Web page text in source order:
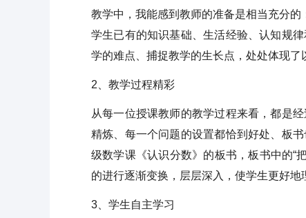
教学中，我能感到教师的准备是相当充分的
学生已有的知识基础、生活经验、认知规
学的难点、捕捉教学的生长点，处处体现了
2、教学过程精彩
从每一位授课教师的教学过程来看，都是
精炼、每一个问题的设置都恰到好处、板
级数学课《认识分数》的板书，板书中的“
的进行逐渐变换，层层深入，使学生更好地
3、学生自主学习